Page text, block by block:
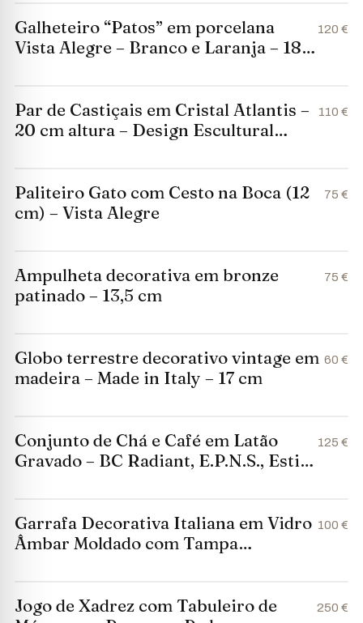
Galheteiro “Patos” em porcelana
Vista Alegre – Branco e Laranja – 18
120 €
Par de Castiçais em Cristal Atlantis –
20 cm altura – Design Escultural
110 €
Paliteiro Gato com Cesto na Boca (12
cm) – Vista Alegre
75 €
Ampulheta decorativa em bronze
patinado – 13,5 cm
75 €
Globo terrestre decorativo vintage em
madeira – Made in Italy – 17 cm
60 €
Conjunto de Chá e Café em Latão
Gravado – BC Radiant, E.P.N.S., Estilo
125 €
Garrafa Decorativa Italiana em Vidro
Âmbar Moldado com Tampa
100 €
Jogo de Xadrez com Tabuleiro de
250 €